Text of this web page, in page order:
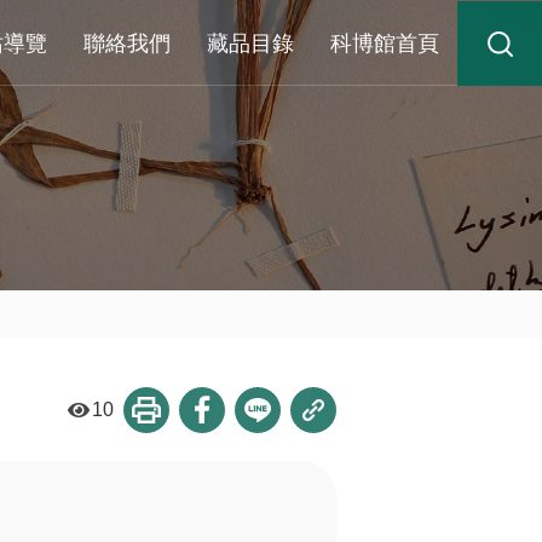
覽 聯絡我們 藏品目錄 科博館首頁
10